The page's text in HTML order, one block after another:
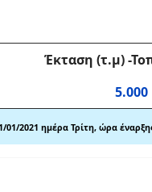
Έκταση (τ.μ)-
5.000
/01/2021 ημέρα Τρίτη, ώρα